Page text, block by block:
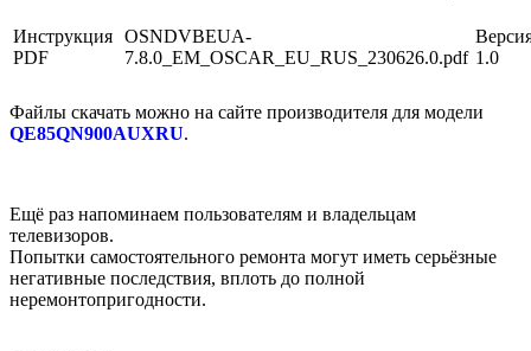
Инструкция
PDF
OSNDVBEUA-
7.8.0_EM_OSCAR_EU_RUS_230626.0.pdf 1.0
Файлы скачать можно на сайте производителя для модели
QE85QN900AUXRU.
Ещё раз напоминаем пользователям и владельцам
телевизоров.
Попытки самостоятельного ремонта могут иметь серьёзные
негативные последствия, вплоть до полной
неремонтопригодности.